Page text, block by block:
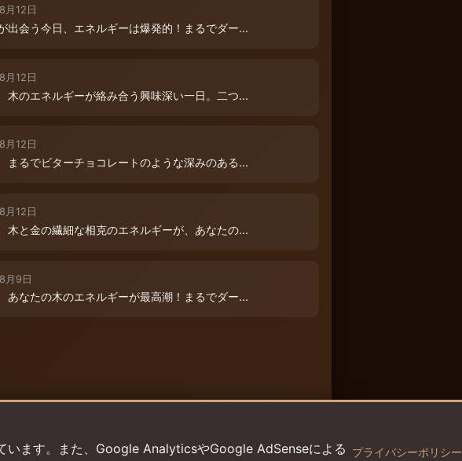
月12日
出会う今日、エネルギーは爆発的！まるでダー...
月12日
木のエネルギーが絡み合う興味深い一日。二つ...
月12日
まるでビターチョコレートのような深みのある...
月12日
木と金の繊細な相克のエネルギーが、あなたの...
月9日
あなたの木のエネルギーが最高潮！まるでダー...
います。また、Google AnalyticsやGoogle AdSenseによる プライバシーポリシー